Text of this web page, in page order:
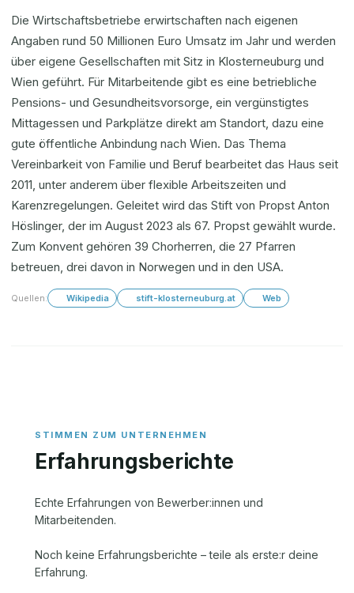
Die Wirtschaftsbetriebe erwirtschaften nach eigenen
Angaben rund 50 Millionen Euro Umsatz im Jahr und werden
über eigene Gesellschaften mit Sitz in Klosterneuburg und
Wien geführt. Für Mitarbeitende gibt es eine betriebliche
Pensions- und Gesundheitsvorsorge, ein vergünstigtes
Mittagessen und Parkplätze direkt am Standort, dazu eine
gute öffentliche Anbindung nach Wien. Das Thema
Vereinbarkeit von Familie und Beruf bearbeitet das Haus seit
2011, unter anderem über flexible Arbeitszeiten und
Karenzregelungen. Geleitet wird das Stift von Propst Anton
Höslinger, der im August 2023 als 67. Propst gewählt wurde.
Zum Konvent gehören 39 Chorherren, die 27 Pfarren
betreuen, drei davon in Norwegen und in den USA.
Quellen: Wikipedia stift-klosterneuburg.at Web
Erfahrungsberichte
Echte Erfahrungen von Bewerber:innen und
Mitarbeitenden.
Noch keine Erfahrungsberichte – teile als erste:r deine
Erfahrung.